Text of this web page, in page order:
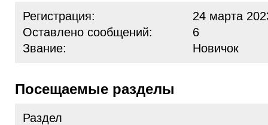
Регистрация:
24 марта
Оставлено сообщений:
6
Звание:
Новичок
Посещаемые разделы
Раздел